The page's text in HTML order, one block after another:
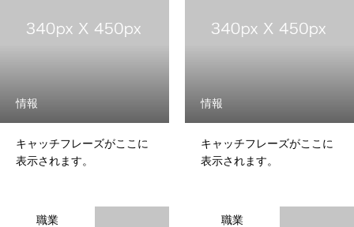
情報
キャッチフレーズがここに
表示されます。
情報
キャッチフレーズがここに
表示されます。
職業 職業